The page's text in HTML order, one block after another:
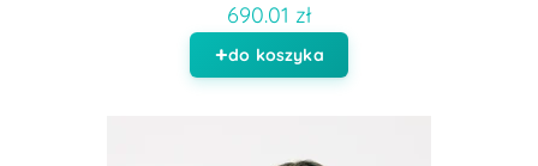
690.01 zł
do koszyka